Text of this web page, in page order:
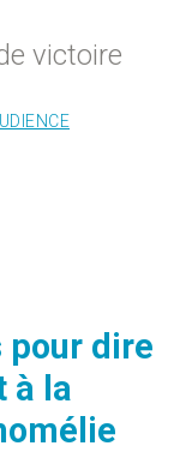
victoire
pour dire
à la